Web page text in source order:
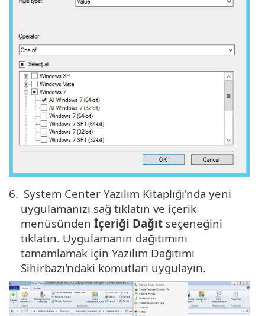
6. System Center Yazılım Kitaplığı'nda yeni
uygulamanızı sağ tıklatın ve içerik
menüsünden İçeriği Dağıt seçeneğini
tıklatın. Uygulamanın dağıtımını
tamamlamak için Yazılım Dağıtımı
Sihirbazı'ndaki komutları uygulayın.